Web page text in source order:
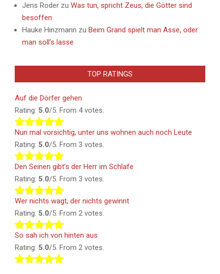
Jens Roder zu Was tun, spricht Zeus, die Götter sind
besoffen
Hauke Hinzmann zu Beim Grand spielt man Asse, oder
man soll’s lasse
TOP RATINGS
Auf die Dörfer gehen
Rating: 5.0/5. From 4 votes.
Nun mal vorsichtig, unter uns wohnen auch noch Leute
Rating: 5.0/5. From 3 votes.
Den Seinen gibt’s der Herr im Schlafe
Rating: 5.0/5. From 3 votes.
Wer nichts wagt, der nichts gewinnt
Rating: 5.0/5. From 2 votes.
So sah ich von hinten aus
Rating: 5.0/5. From 2 votes.